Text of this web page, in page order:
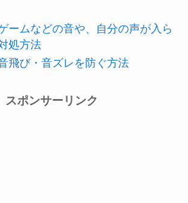
ームなどの音や、自分の声が入ら
処方法
飛び・音ズレを防ぐ方法
スポンサーリンク